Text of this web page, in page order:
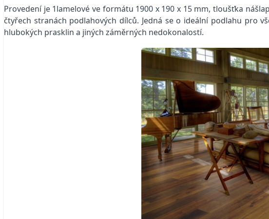
Provedení je 1lamelové ve formátu 1900 x 190 x 15 mm, tloušťka
čtyřech stranách podlahových dílců. Jedná se o ideální podlahu pro
hlubokých prasklin a jiných záměrných nedokonalostí.